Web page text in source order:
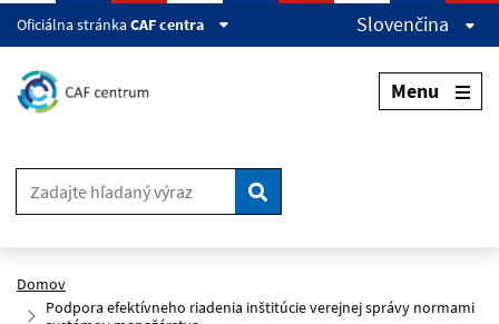
Preskočiť na hlavný obsah
Oficiálna stránka CAF centra Slovenčina
Menu
Vyhľadávanie
Domov
Podpora efektívneho riadenia inštitúcie verejnej správy normami